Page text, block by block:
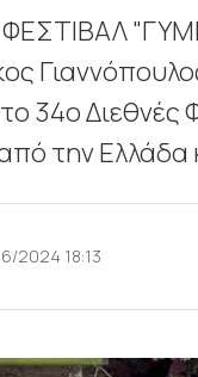
34ο Διεθνές
την Ελλάδα
2024 18:13